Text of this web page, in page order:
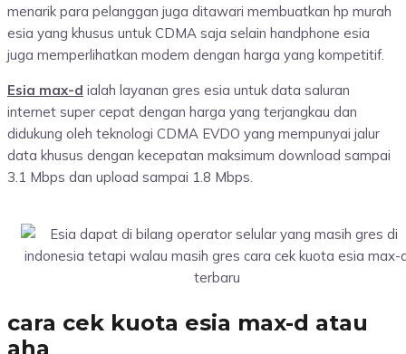
menarik para pelanggan juga ditawari membuatkan hp murah
esia yang khusus untuk CDMA saja selain handphone esia
juga memperlihatkan modem dengan harga yang kompetitif.
Esia max-d ialah layanan gres esia untuk data saluran
internet super cepat dengan harga yang terjangkau dan
didukung oleh teknologi CDMA EVDO yang mempunyai jalur
data khusus dengan kecepatan maksimum download sampai
3.1 Mbps dan upload sampai 1.8 Mbps.
cara cek kuota esia max-d atau
aha